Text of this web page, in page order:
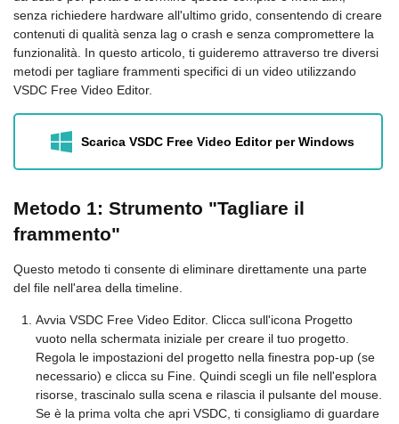
senza richiedere hardware all'ultimo grido, consentendo di creare
contenuti di qualità senza lag o crash e senza compromettere la
funzionalità. In questo articolo, ti guideremo attraverso tre diversi
metodi per tagliare frammenti specifici di un video utilizzando
VSDC Free Video Editor.
Scarica VSDC Free Video Editor per Windows
Metodo 1: Strumento "Tagliare il
frammento"
Questo metodo ti consente di eliminare direttamente una parte
del file nell'area della timeline.
Avvia VSDC Free Video Editor. Clicca sull'icona Progetto
vuoto nella schermata iniziale per creare il tuo progetto.
Regola le impostazioni del progetto nella finestra pop-up (se
necessario) e clicca su Fine. Quindi scegli un file nell'esplora
risorse, trascinalo sulla scena e rilascia il pulsante del mouse.
Se è la prima volta che apri VSDC, ti consigliamo di guardare